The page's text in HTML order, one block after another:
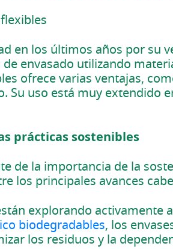
en los últimos años por su
envasado utilizando
ofrece varias ventajas,
Su uso está muy extendido
prácticas sostenibles
de la importancia de la
los principales avances
explorando activamente
biodegradables, los
los residuos y la